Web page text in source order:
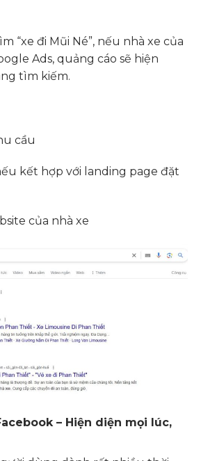
“xe đi Mũi Né”, nếu nhà xe của
Ads, quảng cáo sẽ hiện
tìm kiếm.
cầu
kết hợp với landing page đặt
của nhà xe
– Hiện diện mọi lúc,